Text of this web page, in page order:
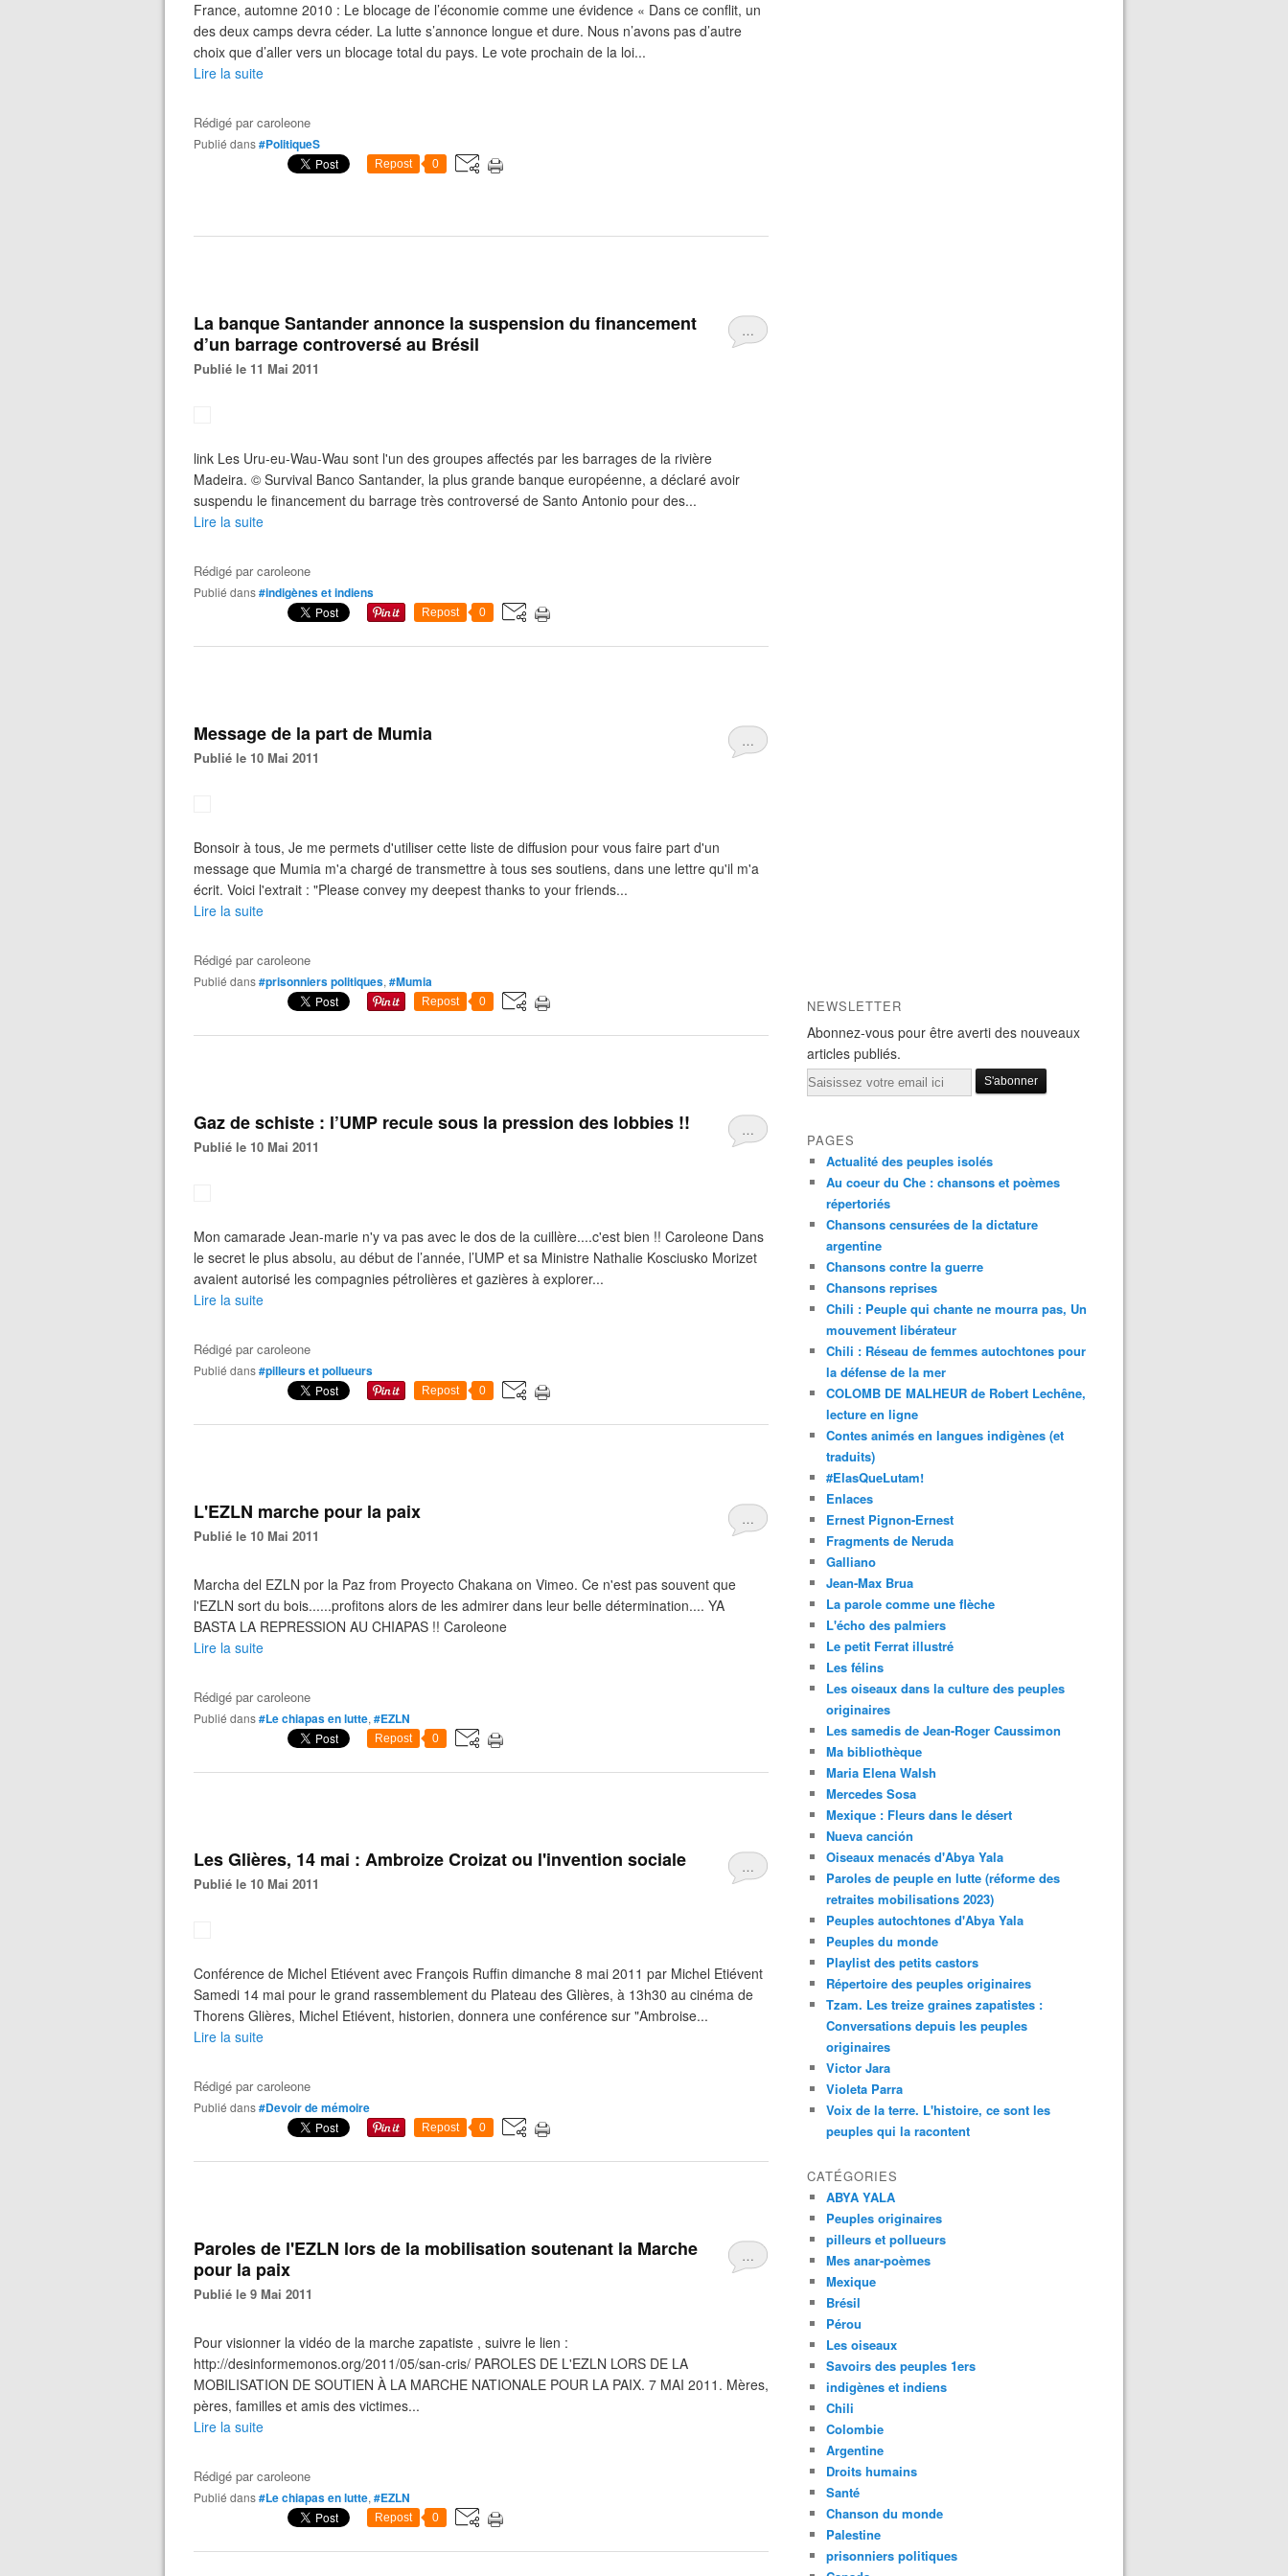
France, automne 2010 : Le blocage de l’économie comme une évidence « Dans ce conflit, un
des deux camps devra céder. La lutte s’annonce longue et dure. Nous n’avons pas d’autre
choix que d’aller vers un blocage total du pays. Le vote prochain de la loi...
Lire la suite
Rédigé parcaroleone
Publié dans#PolitiqueS
Repost 0
…
La banque Santander annonce la suspension du financement
d’un barrage controversé au Brésil
Publié le 11 Mai 2011
link Les Uru-eu-Wau-Wau sont l'un des groupes affectés par les barrages de la rivière
Madeira. © Survival Banco Santander, la plus grande banque européenne, a déclaré avoir
suspendu le financement du barrage très controversé de Santo Antonio pour des...
Lire la suite
Rédigé parcaroleone
Publié dans#indigènes et indiens
Repost 0
…
Message de la part de Mumia
Publié le 10 Mai 2011
Bonsoir à tous, Je me permets d'utiliser cette liste de diffusion pour vous faire part d'un
message que Mumia m'a chargé de transmettre à tous ses soutiens, dans une lettre qu'il m'a
écrit. Voici l'extrait : "Please convey my deepest thanks to your friends...
Lire la suite
Rédigé parcaroleone
Publié dans#prisonniers politiques, #Mumia
Repost 0
…
Gaz de schiste : l’UMP recule sous la pression des lobbies !!
Publié le 10 Mai 2011
Mon camarade Jean-marie n'y va pas avec le dos de la cuillère....c'est bien !! Caroleone Dans
le secret le plus absolu, au début de l’année, l’UMP et sa Ministre Nathalie Kosciusko Morizet
avaient autorisé les compagnies pétrolières et gazières à explorer...
Lire la suite
Rédigé parcaroleone
Publié dans#pilleurs et pollueurs
Repost 0
…
L'EZLN marche pour la paix
Publié le 10 Mai 2011
Marcha del EZLN por la Paz from Proyecto Chakana on Vimeo. Ce n'est pas souvent que
l'EZLN sort du bois......profitons alors de les admirer dans leur belle détermination.... YA
BASTA LA REPRESSION AU CHIAPAS !! Caroleone
Lire la suite
Rédigé parcaroleone
Publié dans#Le chiapas en lutte, #EZLN
Repost 0
…
Les Glières, 14 mai : Ambroize Croizat ou l'invention sociale
Publié le 10 Mai 2011
Conférence de Michel Etiévent avec François Ruffin dimanche 8 mai 2011 par Michel Etiévent
Samedi 14 mai pour le grand rassemblement du Plateau des Glières, à 13h30 au cinéma de
Thorens Glières, Michel Etiévent, historien, donnera une conférence sur "Ambroise...
Lire la suite
Rédigé parcaroleone
Publié dans#Devoir de mémoire
Repost 0
…
Paroles de l'EZLN lors de la mobilisation soutenant la Marche
pour la paix
Publié le 9 Mai 2011
Pour visionner la vidéo de la marche zapatiste , suivre le lien :
http://desinformemonos.org/2011/05/san-cris/ PAROLES DE L'EZLN LORS DE LA
MOBILISATION DE SOUTIEN À LA MARCHE NATIONALE POUR LA PAIX. 7 MAI 2011. Mères,
pères, familles et amis des victimes...
Lire la suite
Rédigé parcaroleone
Publié dans#Le chiapas en lutte, #EZLN
Repost 0
NEWSLETTER
Abonnez-vous pour être averti des nouveaux
articles publiés.
Email
PAGES
Actualité des peuples isolés
Au coeur du Che : chansons et poèmes
répertoriés
Chansons censurées de la dictature
argentine
Chansons contre la guerre
Chansons reprises
Chili : Peuple qui chante ne mourra pas, Un
mouvement libérateur
Chili : Réseau de femmes autochtones pour
la défense de la mer
COLOMB DE MALHEUR de Robert Lechêne,
lecture en ligne
Contes animés en langues indigènes (et
traduits)
#ElasQueLutam!
Enlaces
Ernest Pignon-Ernest
Fragments de Neruda
Galliano
Jean-Max Brua
La parole comme une flèche
L'écho des palmiers
Le petit Ferrat illustré
Les félins
Les oiseaux dans la culture des peuples
originaires
Les samedis de Jean-Roger Caussimon
Ma bibliothèque
Maria Elena Walsh
Mercedes Sosa
Mexique : Fleurs dans le désert
Nueva canción
Oiseaux menacés d'Abya Yala
Paroles de peuple en lutte (réforme des
retraites mobilisations 2023)
Peuples autochtones d'Abya Yala
Peuples du monde
Playlist des petits castors
Répertoire des peuples originaires
Tzam. Les treize graines zapatistes :
Conversations depuis les peuples
originaires
Victor Jara
Violeta Parra
Voix de la terre. L'histoire, ce sont les
peuples qui la racontent
CATÉGORIES
ABYA YALA
Peuples originaires
pilleurs et pollueurs
Mes anar-poèmes
Mexique
Brésil
Pérou
Les oiseaux
Savoirs des peuples 1ers
indigènes et indiens
Chili
Colombie
Argentine
Droits humains
Santé
Chanson du monde
Palestine
prisonniers politiques